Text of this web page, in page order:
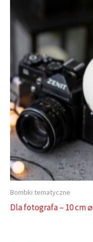
Bombki tematyczne
Dla fotografa – 10 cm ⌀